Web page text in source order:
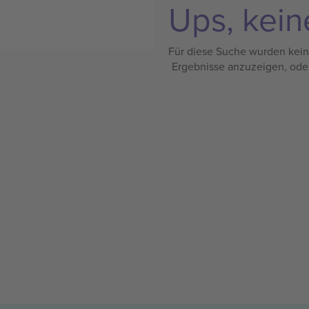
Ups,
Für diese Suche wurden
Ergebnisse anzuzeigen,